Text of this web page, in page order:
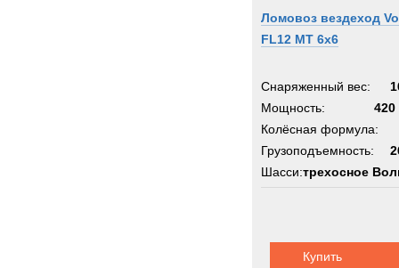
Ломовоз вездеход
FL12 MT 6х6
Снаряженный вес:
Мощность:
420
Колёсная формула:
Грузоподъемность:
Шасси:трехосное
Купить